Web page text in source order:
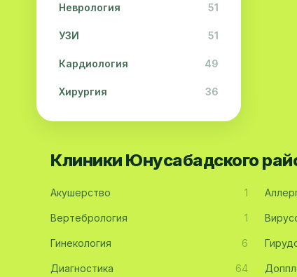
Неврология 51
УЗИ 51
Кардиология 49
Хирургия 36
Физиотерапия 31
Клиники Юнусабадского
Акушерство 1
Вертебрология 1
Гинекология 6
Диагностика 64